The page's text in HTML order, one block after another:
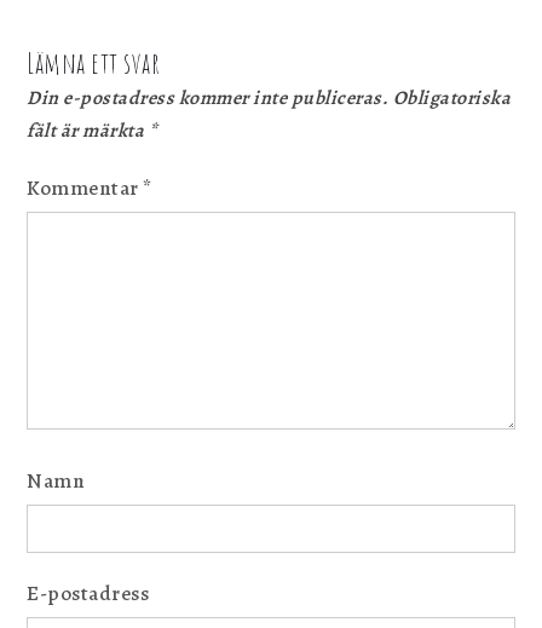
Lämna ett svar
Din e-postadress kommer inte publiceras. Obligatoriska
fält är märkta *
Kommentar*
Namn
E-postadress